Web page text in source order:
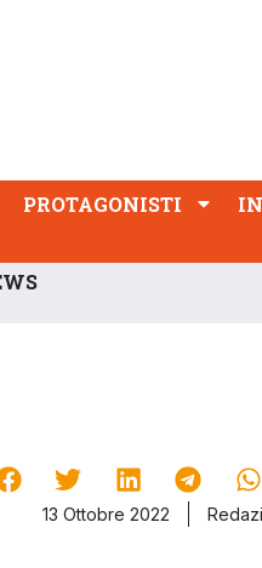
PROTAGONISTI
13 Ottobre 2022